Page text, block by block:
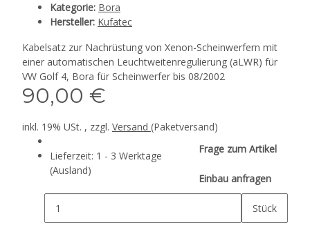
Kategorie: Bora
Hersteller: Kufatec
Kabelsatz zur Nachrüstung von Xenon-Scheinwerfern mit
einer automatischen Leuchtweitenregulierung (aLWR) für
VW Golf 4, Bora für Scheinwerfer bis 08/2002
90,00 €
inkl. 19% USt. , zzgl. Versand (Paketversand)
Lieferzeit: 1 - 3 Werktage
(Ausland)
Frage zum Artikel
Einbau anfragen
Stück